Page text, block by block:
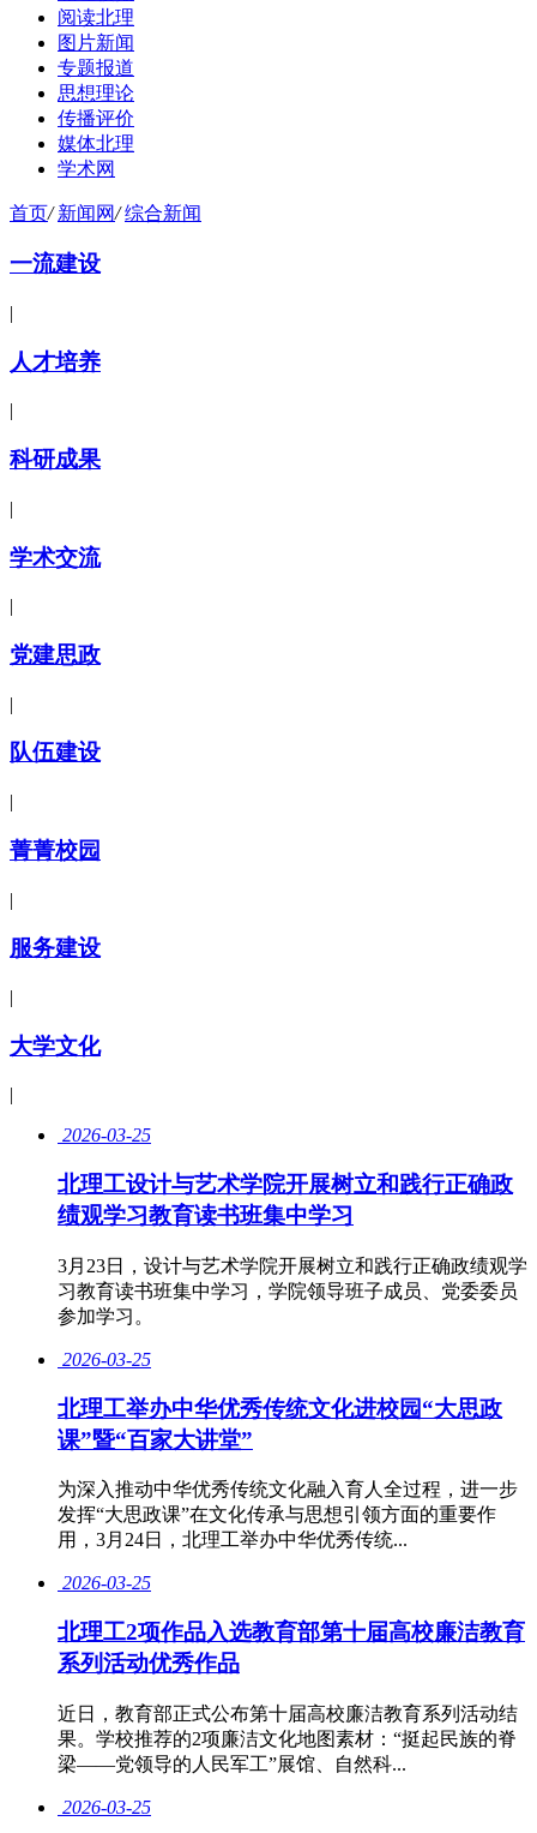
阅读北理
图片新闻
专题报道
思想理论
传播评价
媒体北理
学术网
首页/ 新闻网/ 综合新闻
一流建设
|
人才培养
|
科研成果
|
学术交流
|
党建思政
|
队伍建设
|
菁菁校园
|
服务建设
|
大学文化
|
2026-03-25
北理工设计与艺术学院开展树立和践行正确政
绩观学习教育读书班集中学习
​3月23日，设计与艺术学院开展树立和践行正确政绩观学
习教育读书班集中学习，学院领导班子成员、党委委员
参加学习。
2026-03-25
北理工举办中华优秀传统文化进校园“大思政
课”暨“百家大讲堂”
为深入推动中华优秀传统文化融入育人全过程，进一步
发挥“大思政课”在文化传承与思想引领方面的重要作
用，3月24日，北理工举办中华优秀传统...
2026-03-25
北理工2项作品入选教育部第十届高校廉洁教育
系列活动优秀作品
近日，教育部正式公布第十届高校廉洁教育系列活动结
果。学校推荐的2项廉洁文化地图素材：“挺起民族的脊
梁——党领导的人民军工”展馆、自然科...
2026-03-25